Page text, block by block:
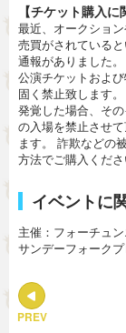
【チケット購入に
最近、オークショ
売買がされていると
通報がありました。
公演チケットおよ
固く禁止致します。
発覚した場合、そ
の入場を禁止させて
ます。 詐欺などの
方法でご購入くださ
イベントに
主催：フォーチュ
サンデーフォーク
PREV